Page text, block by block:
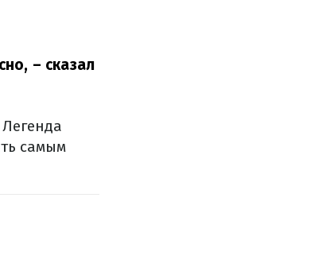
– сказал
самым